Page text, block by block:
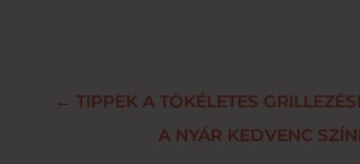
← TIPPEK A TÖKÉLETES
A NYÁR KEDVENC